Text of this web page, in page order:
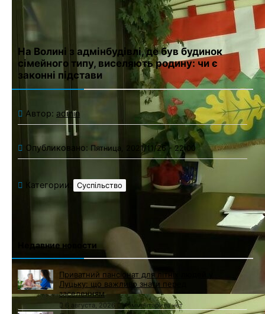
На Волині з адмінбудівлі, де був будинок
сімейного типу, виселяють родину: чи є
законні підстави
Автор: admin
Опубликовано: Пятница, 2021/11/26 - 22:00
Категории: Суспільство
Недавние новости
Приватний пансіонат для літніх людей у
Луцьку: що важливо знати перед
заселенням
6 августа, 2026 Комментариев нет